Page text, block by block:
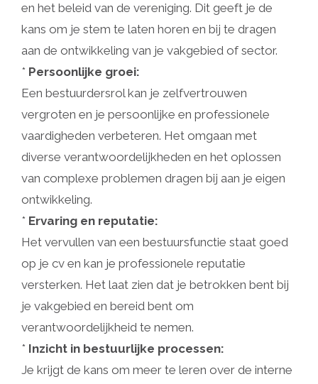
en het beleid van de vereniging. Dit geeft je de
kans om je stem te laten horen en bij te dragen
aan de ontwikkeling van je vakgebied of sector.
* Persoonlijke groei:
Een bestuurdersrol kan je zelfvertrouwen
vergroten en je persoonlijke en professionele
vaardigheden verbeteren. Het omgaan met
diverse verantwoordelijkheden en het oplossen
van complexe problemen dragen bij aan je eigen
ontwikkeling.
* Ervaring en reputatie:
Het vervullen van een bestuursfunctie staat goed
op je cv en kan je professionele reputatie
versterken. Het laat zien dat je betrokken bent bij
je vakgebied en bereid bent om
verantwoordelijkheid te nemen.
* Inzicht in bestuurlijke processen:
Je krijgt de kans om meer te leren over de interne